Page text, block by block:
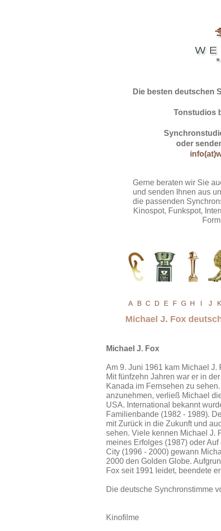
Die besten deutschen
Tonstudios
oder
Gerne beraten wir Sie
und senden Ihnen aus
die passenden
Kinospot, Funkspot,
A B C D E F G H I J K
Michael J. Fox
Michael J. Fox
Am 9. Juni 1961 kam Michael
Mit fünfzehn Jahren war er in
Kanada im Fernsehen zu
anzunehmen, verließ Michael
USA. International bekannt
Familienbande (1982 - 1989).
mit Zurück in die Zukunft und
sehen. Viele kennen Michael J.
meines Erfolges (1987) oder
City (1996 - 2000) gewann
2000 den Golden Globe.
Fox seit 1991 leidet, beendete
Die deutsche Synchronstimme
Kinofilme